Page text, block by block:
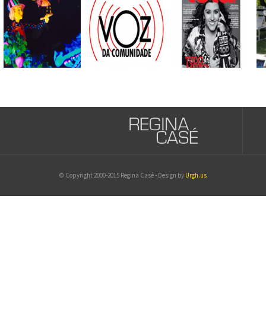
© Copyright 2000-2015 Regina Casé - Design by Urgh.us